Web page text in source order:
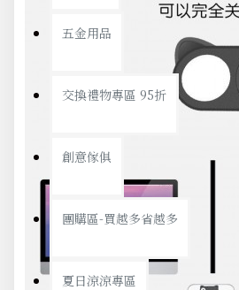
五金用品
交換禮物專區 95折
創意傢俱
團購區-買越多省越多
夏日涼涼專區